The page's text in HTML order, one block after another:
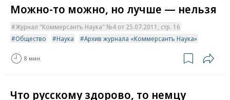
Можно-то можно, но лучше — нельзя
Журнал "Коммерсантъ Наука" №4 от 25.07.2011, стр. 16
Общество
Наука Архив журнала «Коммерсантъ Наука»
8 мин.
Что русскому здорово, то немцу